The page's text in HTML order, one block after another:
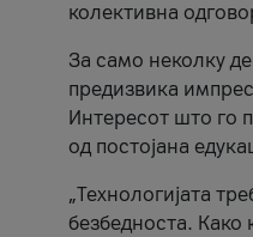
колективна
За само неколку
предизвика
Интересот што го
од постојана
„Технологијата
безбедноста. Како